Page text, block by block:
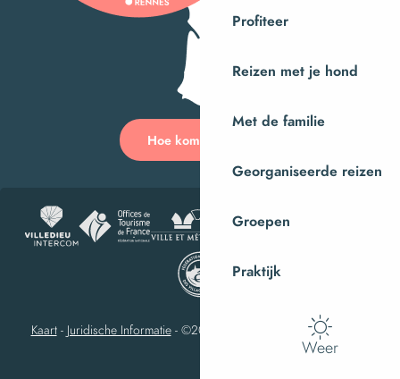
Profiteer
Reizen met je hond
Met de familie
Georganiseerde reizen
Groepen
Praktijk
Weer
Hoe kom ik daar?
Kaart- Juridische Informatie- ©2023 Villedieu-les-Poêles Intercom